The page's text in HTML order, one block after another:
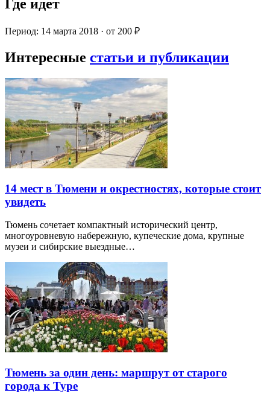
Где идет
Период: 14 марта 2018 · от 200 ₽
Интересные статьи и публикации
14 мест в Тюмени и окрестностях, которые стоит
увидеть
Тюмень сочетает компактный исторический центр,
многоуровневую набережную, купеческие дома, крупные
музеи и сибирские выездные…
Тюмень за один день: маршрут от старого
города к Туре